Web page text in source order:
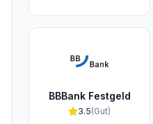
BBBank Festgeld
3.5(Gut)